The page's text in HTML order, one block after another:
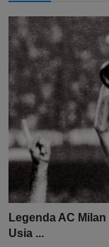
Legenda AC
Usia ...